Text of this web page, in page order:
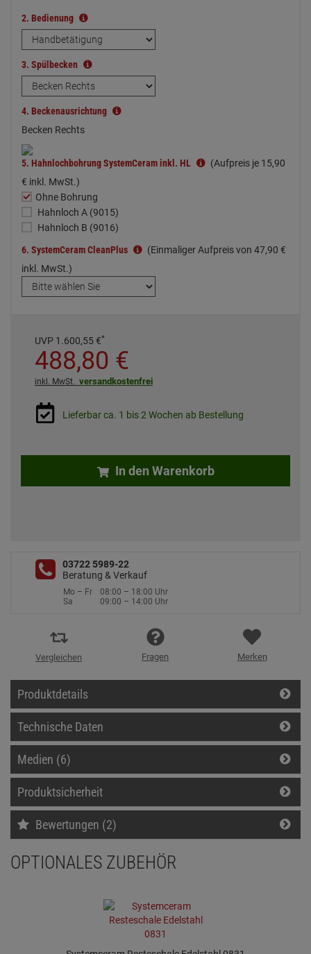
2. Bedienung
3. Spülbecken
4. Beckenausrichtung
Becken Rechts
5. Hahnlochbohrung SystemCeram inkl. HL (Aufpreis je 15,90
€ inkl. MwSt.)
Ohne Bohrung
Hahnloch A (9015)
Hahnloch B (9016)
6. SystemCeram CleanPlus (Einmaliger Aufpreis von 47,90 €
inkl. MwSt.)
UVP 1.600,55€*
488,80 €
inkl. MwSt. versandkostenfrei
Lieferbar ca. 1 bis 2 Wochen ab Bestellung
In den Warenkorb
03722 5989-22
Beratung & Verkauf
Mo – Fr
08:00 – 18:00 Uhr
Sa
09:00 – 14:00 Uhr
Vergleichen Fragen Merken
Produktdetails
Technische Daten
Medien (6)
Produktsicherheit
Bewertungen (2)
OPTIONALES ZUBEHÖR